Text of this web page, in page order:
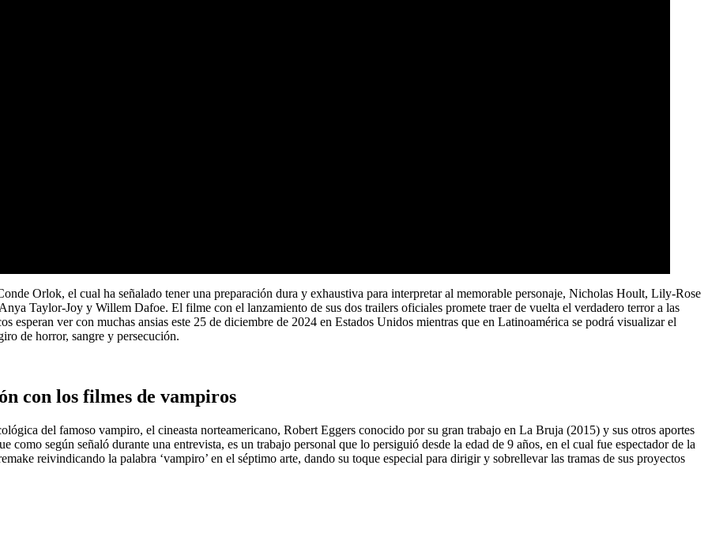
Orlok, el cual ha señalado tener una preparación dura y exhaustiva para interpretar al memorable personaje, Nicholas Hoult, Lily-Rose
Taylor-Joy y Willem Dafoe. El filme con el lanzamiento de sus dos trailers oficiales promete traer de vuelta el verdadero terror a las
esperan ver con muchas ansias este 25 de diciembre de 2024 en Estados Unidos mientras que en Latinoamérica se podrá visualizar el
de horror, sangre y persecución.
con los filmes de vampiros
del famoso vampiro, el cineasta norteamericano, Robert Eggers conocido por su gran trabajo en La Bruja (2015) y sus otros aportes
según señaló durante una entrevista, es un trabajo personal que lo persiguió desde la edad de 9 años, en el cual fue espectador de la
reivindicando la palabra ‘vampiro’ en el séptimo arte, dando su toque especial para dirigir y sobrellevar las tramas de sus proyectos